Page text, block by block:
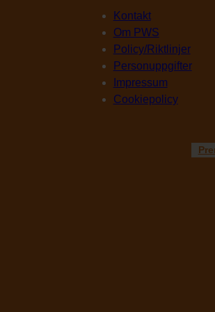
Kontakt
Om PWS
Policy/Riktlinjer
Personuppgifter
Impressum
Cookiepolicy